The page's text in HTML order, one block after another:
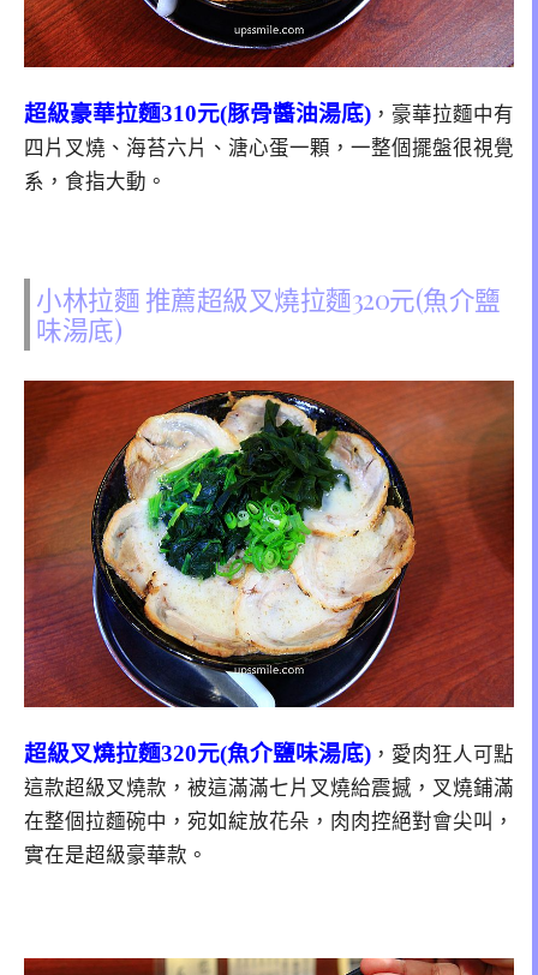
超級豪華拉麵310元(豚骨醬油湯底) ，豪華拉麵中有
四片叉燒、海苔六片、溏心蛋一顆，一整個擺盤很視覺
系，食指大動。
小林拉麵 推薦超級叉燒拉麵320元(魚介鹽
味湯底)
超級叉燒拉麵320元(魚介鹽味湯底) ，愛肉狂人可點
這款超級叉燒款，被這滿滿七片叉燒給震撼，叉燒鋪滿
在整個拉麵碗中，宛如綻放花朵，肉肉控絕對會尖叫，
實在是超級豪華款。